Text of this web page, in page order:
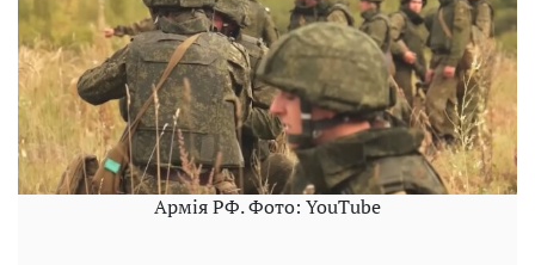
Армія РФ. Фото: YouTube